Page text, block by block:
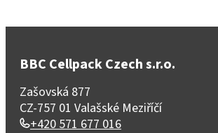
BBC Cellpack Czech s.r.o.
Zašovská 877
CZ-757 01 Valašské Meziříčí
+420 571 677 016